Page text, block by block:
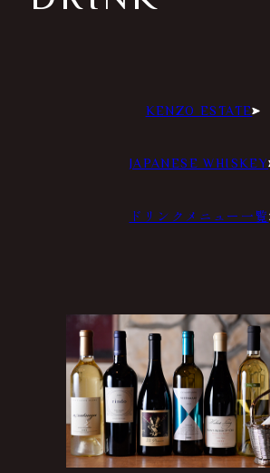
KENZO ESTATE
JAPANESE WHISKEY
ドリンクメニュー一覧